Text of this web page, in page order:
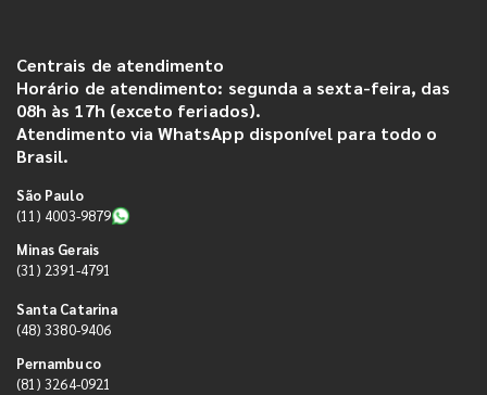
Centrais de atendimento
Horário de atendimento: segunda a sexta-feira, das
08h às 17h (exceto feriados).
Atendimento via WhatsApp disponível para todo o
Brasil.
São Paulo
(11) 4003-9879
Minas Gerais
(31) 2391-4791
Santa Catarina
(48) 3380-9406
Pernambuco
(81) 3264-0921